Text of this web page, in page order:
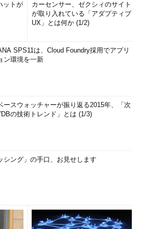
ットが
カーセンサー、ゼクシィのサイト
が取り入れている「アダプティブ
UX」とは何か (1/2)
SPS11は、Cloud Foundry採用でアプリ
ン環境を一新
ースウォッチャーが振り返る2015年、「次
の技術トレンド」とは (1/3)
シング」の手口、お見せします